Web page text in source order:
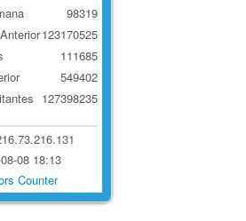
98319
123170525
111685
549402
127398235
08 18:13
Counter